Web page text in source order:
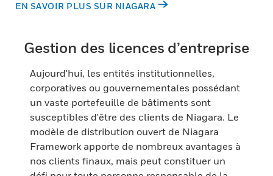
EN SAVOIR PLUS SUR NIAGARA
Gestion des licences d’entreprise
Aujourd'hui, les entités institutionnelles,
corporatives ou gouvernementales possédant
un vaste portefeuille de bâtiments sont
susceptibles d'être des clients de Niagara. Le
modèle de distribution ouvert de Niagara
Framework apporte de nombreux avantages à
nos clients finaux, mais peut constituer un